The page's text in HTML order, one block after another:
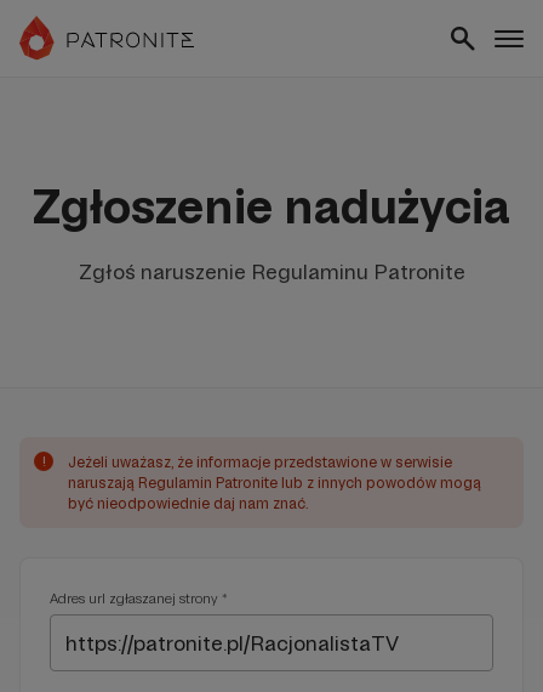
Zgłoszenie nadużycia
Zgłoś naruszenie Regulaminu Patronite
!
Jeżeli uważasz, że informacje przedstawione w serwisie
naruszają Regulamin Patronite lub z innych powodów mogą
być nieodpowiednie daj nam znać.
Adres url zgłaszanej strony *